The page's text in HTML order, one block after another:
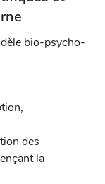
bio-psycho-
des
la